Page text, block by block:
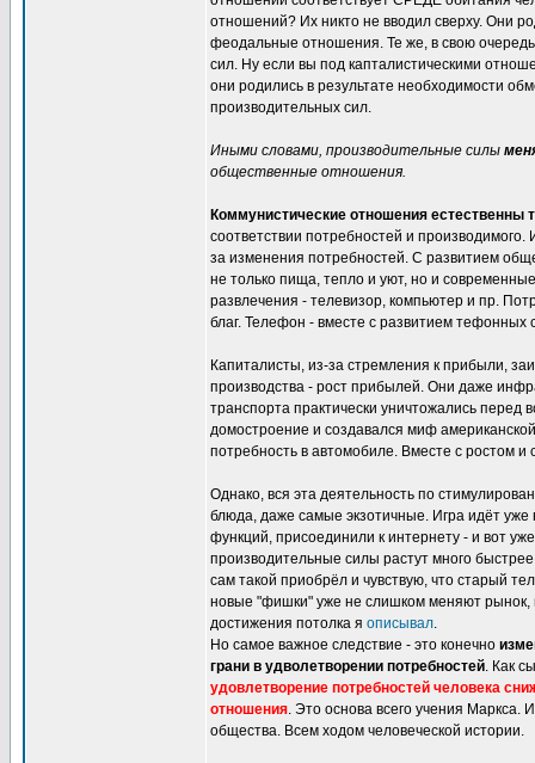
отношений? Их никто не вводил сверху. Они
феодальные отношения. Те же, в свою
сил. Ну если вы под капталистическими
они родились в результате необходимости
производительных сил.
Иными словами, производительные силы
общественные отношения.
Коммунистические отношения естественны
соответствии потребностей и
за изменения потребностей. С развитием
не только пища, тепло и уют, но и
развлечения - телевизор, компьютер и пр.
благ. Телефон - вместе с развитием тефонных
Капиталисты, из-за стремления к прибыли,
производства - рост прибылей. Они даже
транспорта практически уничтожались
домостроение и создавался миф
потребность в автомобиле. Вместе с ростом и
Однако, вся эта деятельность по
блюда, даже самые экзотичные. Игра идёт
функций, присоединили к интернету - и вот
производительные силы растут много
сам такой приобрёл и чувствую, что старый
новые "фишки" уже не слишком меняют рынок,
достижения потолка я описывал.
Но самое важное следствие - это конечно
грани в удволетворении потребностей. Как
удовлетворение потребностей человека
отношения. Это основа всего учения Маркса.
общества. Всем ходом человеческой истории.